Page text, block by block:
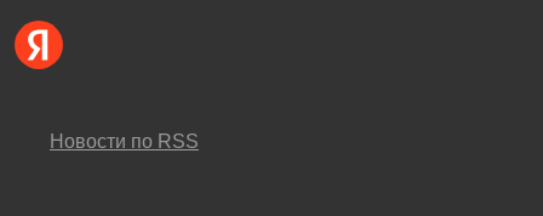
Новости по RSS